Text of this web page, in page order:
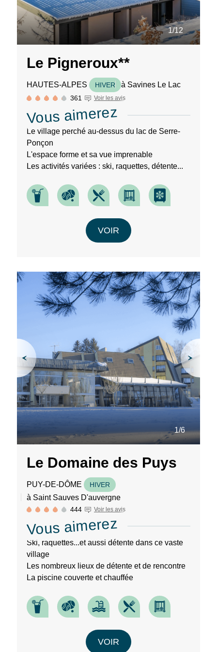
RECHERCHER
Une destination, un
hôtel...
1/12
Le Pigneroux**
HAUTES-ALPES HIVER à Savines Le Lac
361 Voir les avis
Vous aimerez
Le village perché au-dessus du lac de Serre-
Ponçon
L'espace forme et sa vue imprenable
Les activités variées : ski, raquettes, détente...
VOIR
1/6
Le Domaine des Puys
PUY-DE-DÔME HIVER
à Saint Sauves D'auvergne
444 Voir les avis
Vous aimerez
Ski, raquettes...et aussi détente dans ce vaste
village
Les nombreux lieux de détente et de rencontre
La piscine couverte et chauffée
VOIR